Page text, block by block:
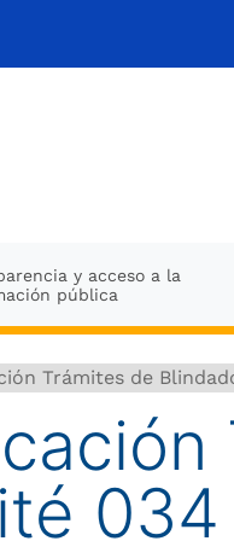
y acceso a la
pública
Trámites de
034